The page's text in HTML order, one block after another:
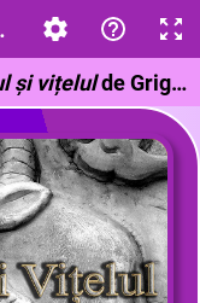
și vițelulde Grigore Alexandrescu